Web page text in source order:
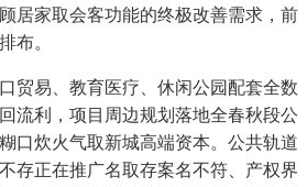
居家取会客功能的终极改善需求，前
布。
易、教育医疗、休闲公园配套全数
流利，项目周边规划落地全春秋段公
口炊火气取新城高端资本。公共轨道
存正在推广名取存案名不符、产权界